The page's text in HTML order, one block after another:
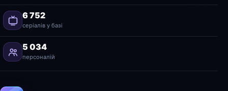
6 752
серіалів у базі
5 034
персоналій